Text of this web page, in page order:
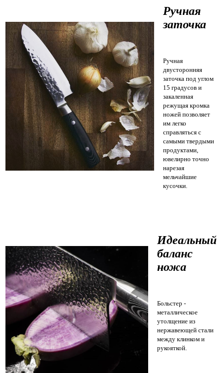
Ручная
заточка
Ручная
двусторонняя
заточка под углом
15 градусов и
закаленная
режущая кромка
ножей позволяет
им легко
справляться с
самыми твердыми
продуктами,
ювелирно точно
нарезая
мельчайшие
кусочки.
Идеальный
баланс
ножа
Больстер -
металлическое
утолщение из
нержавеющей стали
между клинком и
рукояткой.